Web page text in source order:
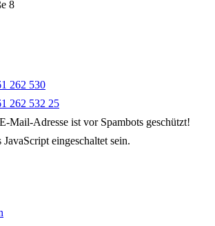
8
262 530
262 532 25
Mail-Adresse ist vor Spambots geschützt!
eingeschaltet sein.